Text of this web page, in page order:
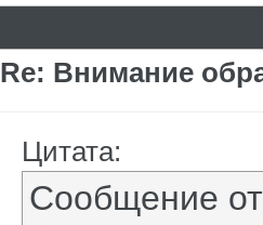
Re: Внимание
Цитата:
Сообщение